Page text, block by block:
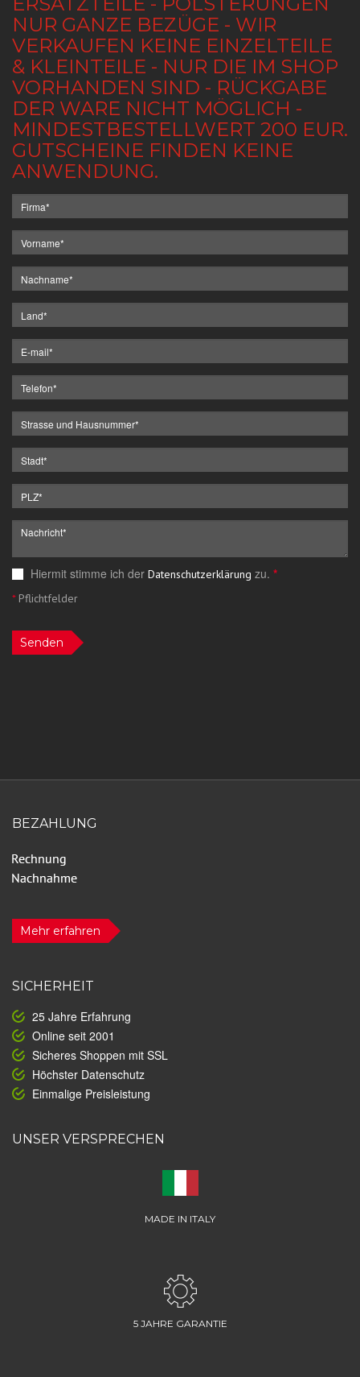
NUR GANZE BEZÜGE - WIR
VERKAUFEN KEINE EINZELTEILE
& KLEINTEILE - NUR DIE IM SHOP
VORHANDEN SIND - RÜCKGABE
DER WARE NICHT MÖGLICH -
MINDESTBESTELLWERT 200 EUR.
GUTSCHEINE FINDEN KEINE
ANWENDUNG.
Hiermit stimme ich der Datenschutzerklärung zu. *
*Pflichtfelder
Senden
BEZAHLUNG
Mehr erfahren
SICHERHEIT
25 Jahre Erfahrung
Online seit 2001
Sicheres Shoppen mit SSL
Höchster Datenschutz
Einmalige Preisleistung
UNSER VERSPRECHEN
MADE IN ITALY
5 JAHRE GARANTIE